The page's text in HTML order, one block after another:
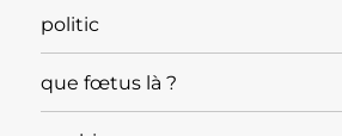
politic
que fœtus là ?